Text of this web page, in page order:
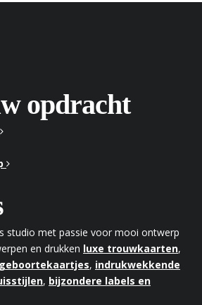
opdracht
studio met passie voor mooi ontwerp
en drukken luxe trouwkaarten,
, indrukwekkende
, bijzondere labels en